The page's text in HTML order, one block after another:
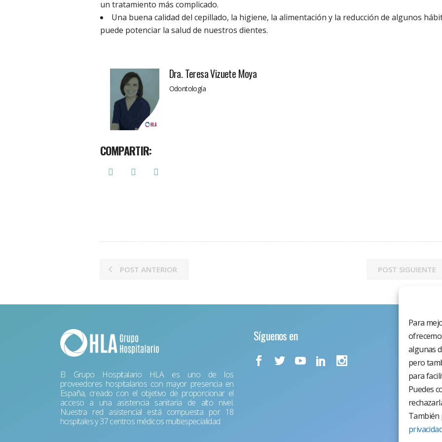
Para
algunas
pero
para
Puedes
También
un tratamiento más complicado.
Una buena calidad del cepillado, la higiene, la alimentación y la reducción de algunos
puede potenciar la salud de nuestros dientes.
Dra. Teresa Vizuete Moya
Odontología
COMPARTIR:
POST ANTERIOR POST SIGUIENTE
El Grupo Hospitalario HLA es uno de los
proveedores hospitalarios con mayor presencia en
España, creado con el objetivo de proporcionar el
acceso a una asistencia sanitaria de alto nivel.
Nuestra red asistencial está compuesta por 18
hospitales y 37 centros médicos multiespecialidad.
Síguenos en